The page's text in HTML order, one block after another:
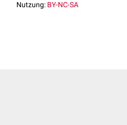
Nutzung: BY-NC-SA